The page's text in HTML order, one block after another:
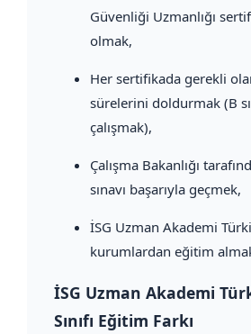
Güvenliği Uzmanlığı
olmak,
Her sertifikada gerekli
sürelerini doldurmak (B
çalışmak),
Çalışma Bakanlığı
sınavı başarıyla geçmek,
İSG Uzman Akademi
kurumlardan eğitim
İSG Uzman Akademi
Sınıfı Eğitim Farkı